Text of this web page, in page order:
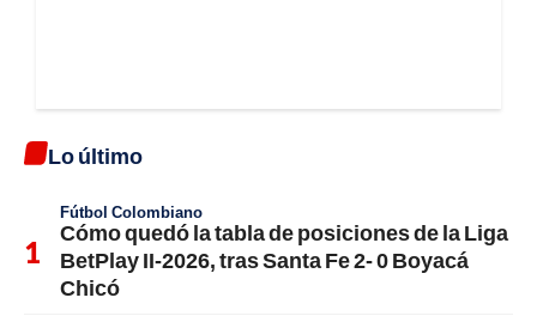
Lo último
Fútbol Colombiano
Cómo quedó la tabla de posiciones de la Liga
BetPlay II-2026, tras Santa Fe 2- 0 Boyacá
Chicó